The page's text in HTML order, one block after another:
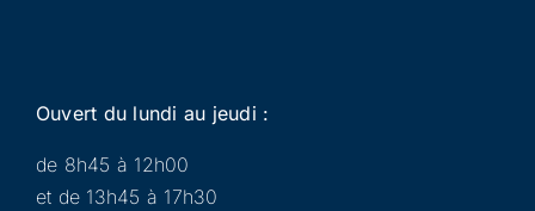
Ouvert du lundi au jeudi :
de 8h45 à 12h00
et de 13h45 à 17h30